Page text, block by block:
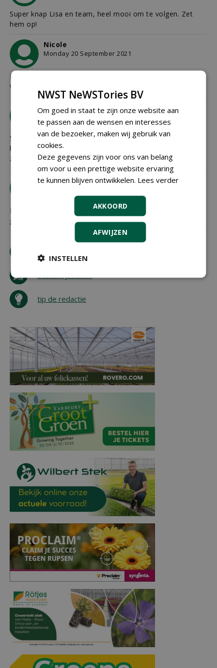
Super knap Lisa en team, heel mooi om te volgen. Zet
hem op!
Nicole
Monday 20 September 2021
Heel veel succes met je ondernemerschap en het runnen
van het ouderlijk bedrijf. Doe je goed
Wednesday 22 September 2021
Super mooi bedrijf wat zou Theo trots op jou en jullie en
het team zijn. Veel succes. Netjes maken hÃ©. Zou theo
zeggen.
Rianne van der Heijden
Thursday 23 September 2021
Mooi Lisa, 3 generaties powervrouwen! Goed dat je je
gevoel volgt, dan krijg je geen spijt!
bestel tijdschrift
tip de redactie
NWST NeWSTories BV
Om goed in staat te zijn onze website aan
te passen aan de wensen en interesses
van de bezoeker, maken wij gebruik van
cookies.
Deze gegevens zijn voor ons van belang
om voor u een prettige website ervaring
te kunnen blijven ontwikkelen. Lees verder
AKKOORD
AFWIJZEN
INSTELLEN